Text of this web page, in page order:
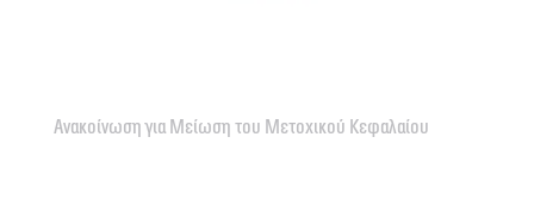
Ανακοίνωση για Μείωση του Μετοχικού Κεφαλαίου